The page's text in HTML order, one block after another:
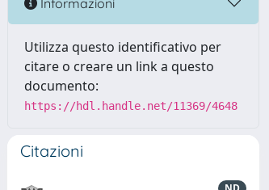
Utilizza questo identificativo per
citare o creare un link a questo
documento:
https://hdl.handle.net/11369/4648
Citazioni